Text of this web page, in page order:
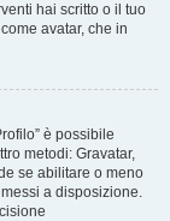
hai scritto o il tuo
avatar, che in
è possibile
metodi: Gravatar,
se abilitare o meno
a disposizione.